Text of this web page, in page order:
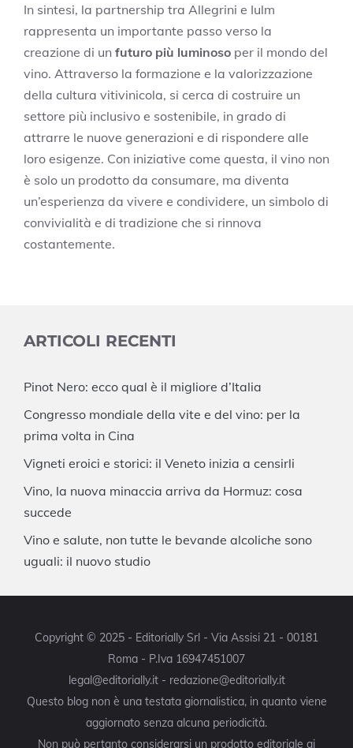
In sintesi, la partnership tra Allegrini e Iulm
rappresenta un importante passo verso la
creazione di un futuro più luminoso per il mondo del
vino. Attraverso la formazione e la valorizzazione
della cultura vitivinicola, si cerca di costruire un
settore più inclusivo e sostenibile, in grado di
attrarre le nuove generazioni e di rispondere alle
loro esigenze. Con iniziative come questa, il vino non
è solo un prodotto da consumare, ma diventa
un’esperienza da vivere e condividere, un simbolo di
convivialità e di tradizione che si rinnova
costantemente.
ARTICOLI RECENTI
Pinot Nero: ecco qual è il migliore d’Italia
Congresso mondiale della vite e del vino: per la
prima volta in Cina
Vigneti eroici e storici: il Veneto inizia a censirli
Vino, la nuova minaccia arriva da Hormuz: cosa
succede
Vino e salute, non tutte le bevande alcoliche sono
uguali: il nuovo studio
Copyright © 2025 - Editorially Srl - Via Assisi 21 - 00181
Roma - P.Iva 16947451007
legal@editorially.it - redazione@editorially.it
Questo blog non è una testata giornalistica, in quanto viene
aggiornato senza alcuna periodicità.
Non può pertanto considerarsi un prodotto editoriale ai